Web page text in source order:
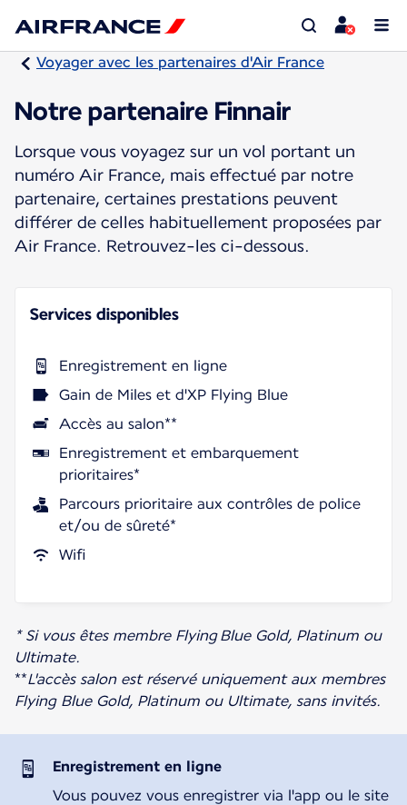
Voyager avec les partenaires d'Air France
Notre partenaire Finnair
Lorsque vous voyagez sur un vol portant un
numéro Air France, mais effectué par notre
partenaire, certaines prestations peuvent
différer de celles habituellement proposées par
Air France. Retrouvez-les ci-dessous.
Services disponibles
Enregistrement en ligne
Gain de Miles et d'XP Flying Blue
Accès au salon**
Enregistrement et embarquement
prioritaires*
Parcours prioritaire aux contrôles de police
et/ou de sûreté*
Wifi
* Si vous êtes membre Flying Blue Gold, Platinum ou
Ultimate.
**L'accès salon est réservé uniquement aux membres
Flying Blue Gold, Platinum ou Ultimate, sans invités.
Enregistrement en ligne
Vous pouvez vous enregistrer via l'app ou le site